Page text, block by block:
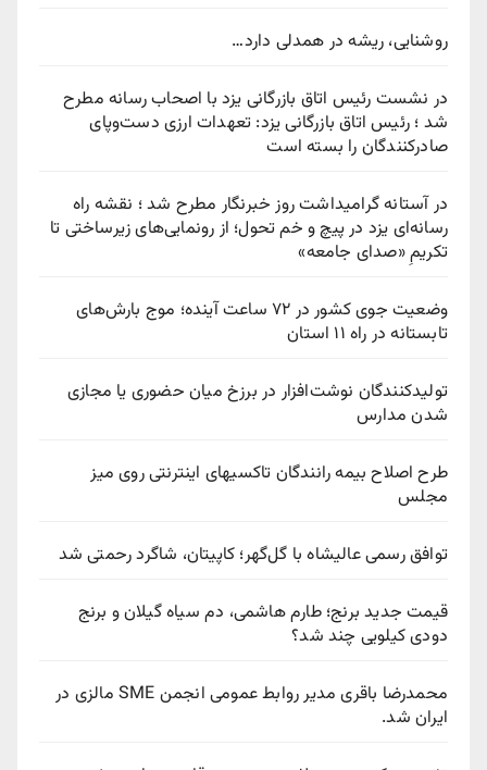
روشنایی، ریشه در همدلی دارد…
در نشست رئیس اتاق بازرگانی یزد با اصحاب رسانه مطرح
شد ؛ رئیس اتاق بازرگانی یزد: تعهدات ارزی دست‌وپای
صادرکنندگان را بسته است
در آستانه گرامیداشت روز خبرنگار مطرح شد ؛ نقشه راه
رسانه‌ای یزد در پیچ‌ و خم تحول؛ از رونمایی‌های زیرساختی تا
تکریمِ «صدای جامعه»
وضعیت جوی کشور در ۷۲ ساعت آینده؛ موج بارش‌های
تابستانه در راه ۱۱ استان
تولیدکنندگان نوشت‌افزار در برزخ میان حضوری یا مجازی
شدن مدارس
طرح اصلاح بیمه رانندگان تاکسیهای اینترنتی روی میز
مجلس
توافق رسمی عالیشاه با گل‌گهر؛ کاپیتان، شاگرد رحمتی شد
قیمت جدید برنج؛ طارم هاشمی، دم سیاه گیلان و برنج
دودی کیلویی چند شد؟
محمدرضا باقری مدیر روابط عمومی انجمن SME مالزی در
ایران شد.